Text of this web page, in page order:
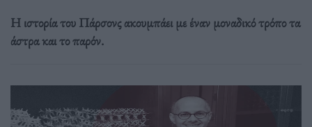
Η ιστορία του Πάρσονς ακουμπάει με έναν μοναδικό τρόπο τα
άστρα και το παρόν.